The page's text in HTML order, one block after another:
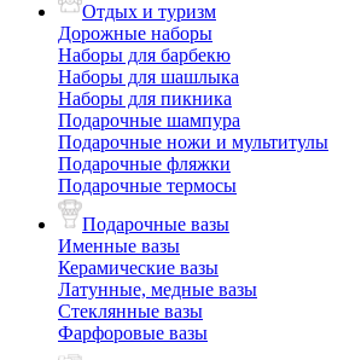
Отдых и туризм
Дорожные наборы
Наборы для барбекю
Наборы для шашлыка
Наборы для пикника
Подарочные шампура
Подарочные ножи и мультитулы
Подарочные фляжки
Подарочные термосы
Подарочные вазы
Именные вазы
Керамические вазы
Латунные, медные вазы
Стеклянные вазы
Фарфоровые вазы